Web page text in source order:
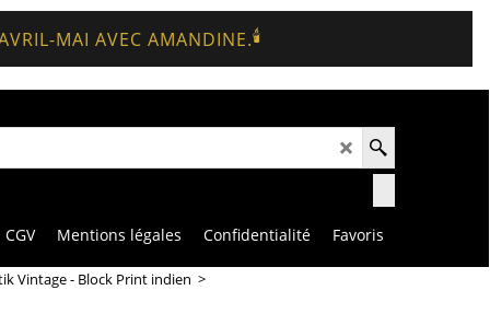
MAI AVEC AMANDINE.🕯️
CGV Mentions légales Confidentialité Favoris
Vintage - Block Print indien >